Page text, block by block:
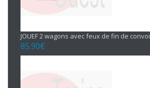
JOUEF 2 wagons avec feux de fin de convoi
85.90€